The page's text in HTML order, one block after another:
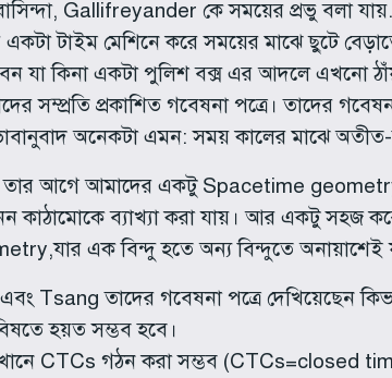
Gallifreyander কে সময়ের প্রভু বলা
টাইম মেশিনে করে সময়ের মাঝে ছুটে
যা কিনা একটা পুলিশ বক্স এর আদলে এখনো
সম্প্রতি প্রকাশিত গবেষনা পত্রে। তাদের
অনেকটা এমন: সময় কালের মাঝে অতীত-
তার আগে আমাদের একটু Spacetime
ব্যাখ্যা করা যায়। আর একটু সহজ
এক বিন্দু হতে অন্য বিন্দুতে অনায়াশেই
Tsang তাদের গবেষনা পত্রে দেখিয়েছেন
হয়ত সম্ভব হবে।
CTCs গঠন করা সম্ভব (CTCs=closed